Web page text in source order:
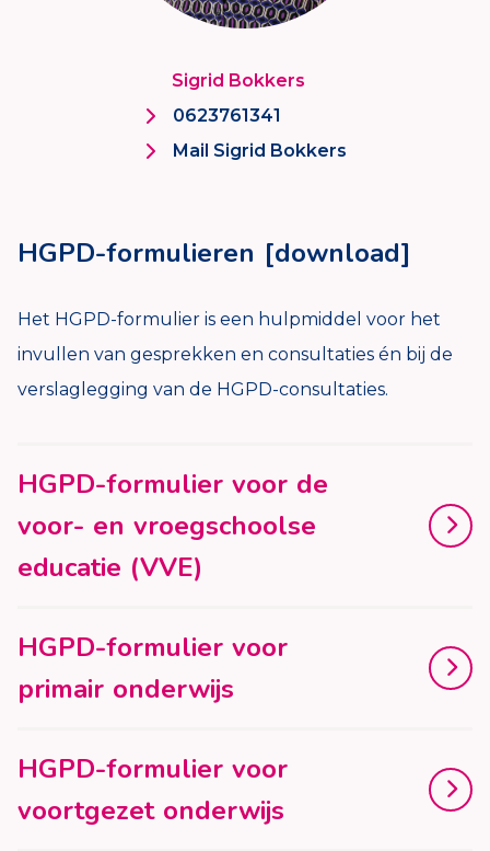
Sigrid Bokkers
0623761341
Mail Sigrid Bokkers
HGPD-formulieren [download]
Het HGPD-formulier is een hulpmiddel voor het
invullen van gesprekken en consultaties én bij de
verslaglegging van de HGPD-consultaties.
HGPD-formulier voor de
voor- en vroegschoolse
educatie (VVE)
HGPD-formulier voor
primair onderwijs
HGPD-formulier voor
voortgezet onderwijs